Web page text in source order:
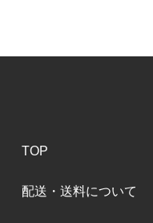
TOP
配送・送料について